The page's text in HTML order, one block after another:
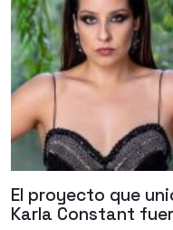
El proyecto que
Karla Constant